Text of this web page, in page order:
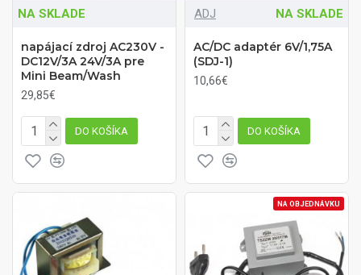
NA SKLADE
napájací zdroj AC230V -
DC12V/3A 24V/3A pre
Mini Beam/Wash
29,85€
DO KOŠÍKA
ADJ NA SKLADE
AC/DC adaptér 6V/1,75A
(SDJ-1)
10,66€
DO KOŠÍKA
NA OBJEDNÁVKU